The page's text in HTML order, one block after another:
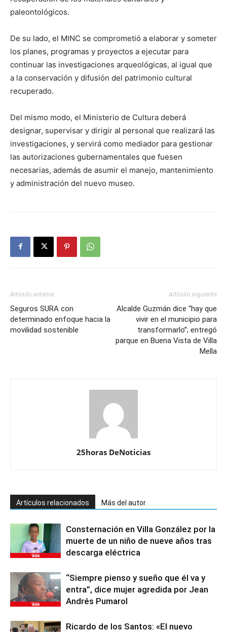
paleontológicos.
De su lado, el MINC se comprometió a elaborar y someter
los planes, programas y proyectos a ejecutar para
continuar las investigaciones arqueológicas, al igual que
a la conservación y difusión del patrimonio cultural
recuperado.
Del mismo modo, el Ministerio de Cultura deberá
designar, supervisar y dirigir al personal que realizará las
investigaciones, y servirá como mediador para gestionar
las autorizaciones gubernamentales que fuesen
necesarias, además de asumir el manejo, mantenimiento
y administración del nuevo museo.
Artículo anterior
Seguros SURA con
determinado enfoque hacia la
movilidad sostenible
Artículo siguiente
Alcalde Guzmán dice “hay que
vivir en el municipio para
transformarlo”; entregó
parque en Buena Vista de Villa
Mella
25horas DeNoticias
Artículos relacionados Más del autor
Consternación en Villa González por la
muerte de un niño de nueve años tras
descarga eléctrica
“Siempre pienso y sueño que él va y
entra”, dice mujer agredida por Jean
Andrés Pumarol
Ricardo de los Santos: «El nuevo